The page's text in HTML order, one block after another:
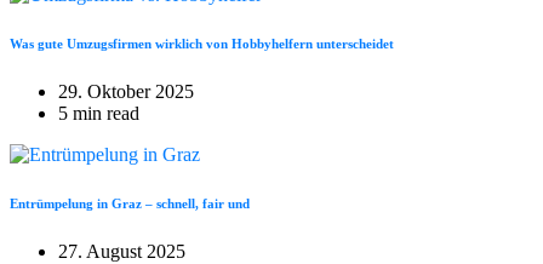
Was gute Umzugsfirmen wirklich von Hobbyhelfern unterscheidet
29. Oktober 2025
5 min read
Entrümpelung in Graz – schnell, fair und
27. August 2025